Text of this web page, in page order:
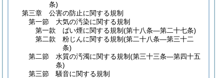
条)
第三章
公害の防止に関する規制
第一節
大気の汚染に関する規制
第一款
ばい煙に関する規制(第十八条―第二十七条)
第二款
粉じんに関する規制(第二十八条―第三十二
条)
第二節
水質の汚濁に関する規制(第三十三条―第四十五
条)
第三節
騒音に関する規制